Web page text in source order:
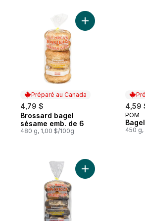
Préparé au Canada
4,79 $
Préparé au Canada
Brossard bagel
sésame emb. de 6
480 g, 1,00 $/100g
Ajouter Brossard
4,59
POM
450 g,
Ajouter